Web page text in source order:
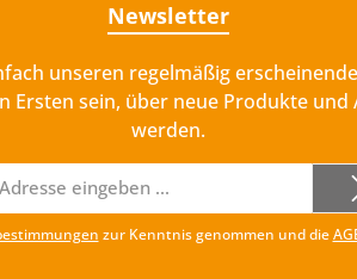
Newsletter
unseren regelmäßig
Ersten sein, über neue Produkte
werden.
Mail-
Adresse*
zur Kenntnis genommen und die